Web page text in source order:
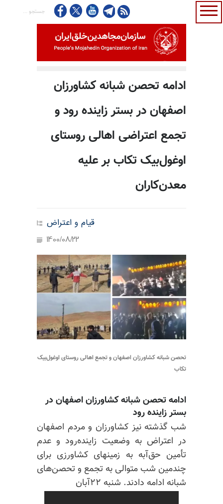
ادامه تحصن شبانه کشاورزان
اصفهان در بستر زاینده رود و
تجمع اعتراضی اهالی روستای
اوغول‌بیک تکاب بر علیه
معدن‌کاران
قیام و اعتراض
1400/08/22
تحصن شبانه کشاورزان اصفهان و تجمع اهالی روستای اوغول‌بیک
تکاب
ادامه تحصن شبانه کشاورزان اصفهان در
بستر زاینده رود
شب گذشته نیز کشاورزان و مردم اصفهان
در اعتراض به وضعیت زاینده‌رود و عدم
تأمین حق‌آبه به زمینهای کشاورزی برای
چندمین شب متوالی به تجمع و تحصن‌های
شبانه ادامه دادند. شنبه ۲۲آبان